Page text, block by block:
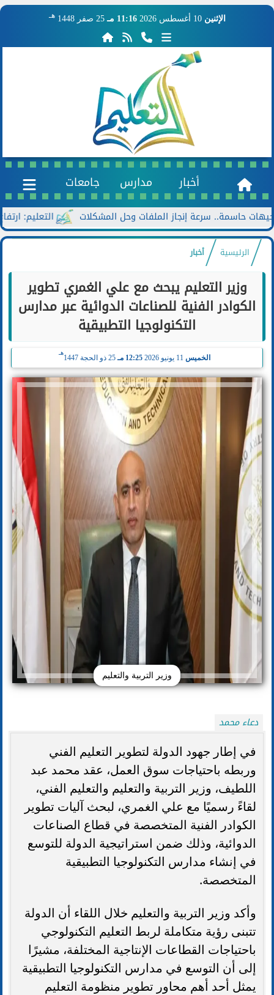
الإثنين 10 أغسطس 2026 11:16 مـ 25 صفر 1448 هـ
أخبار مدارس جامعات
التعليم: ارتفاع عدد المدارس سرعة إنجاز الملفات وحل المشكلات
الرئيسية أخبار
وزير التعليم يبحث مع علي الغمري تطوير
الكوادر الفنية للصناعات الدوائية عبر مدارس
التكنولوجيا التطبيقية
الخميس 12:25 مـ 25 ذو الحجة 1447
هـ
وزير التربية والتعليم
دعاء محمد
في إطار جهود الدولة لتطوير التعليم الفني
وربطه باحتياجات سوق العمل، عقد محمد عبد
اللطيف، وزير التربية والتعليم والتعليم الفني،
لقاءً رسميًا مع علي الغمري، لبحث آليات تطوير
الكوادر الفنية المتخصصة في قطاع الصناعات
الدوائية، وذلك ضمن استراتيجية الدولة للتوسع
في إنشاء مدارس التكنولوجيا التطبيقية
المتخصصة.
وأكد وزير التربية والتعليم خلال اللقاء أن الدولة
تتبنى رؤية متكاملة لربط التعليم التكنولوجي
باحتياجات القطاعات الإنتاجية المختلفة، مشيرًا
إلى أن التوسع في مدارس التكنولوجيا التطبيقية
يمثل أحد أهم محاور تطوير منظومة التعليم